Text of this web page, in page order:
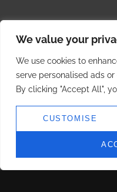
We value your
We use cookies to
serve personalised ads
By clicking "Accept All",
CUSTOMISE